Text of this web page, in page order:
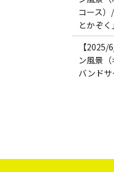
コース
とかぞく」
【
ン風景
バンドサ